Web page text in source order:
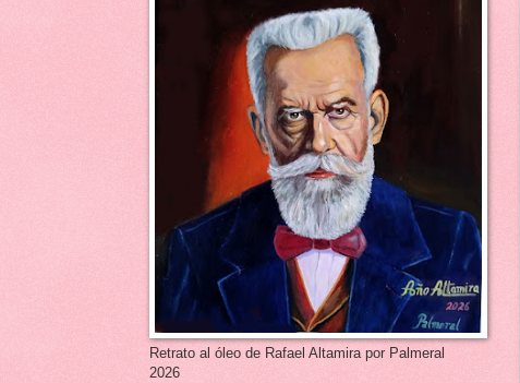
Retrato al óleo de Rafael Altamira por Palmeral
2026